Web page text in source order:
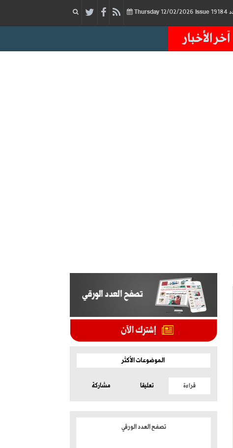
12/02/2026 Issue
آخر الأخبار
الموضوعات الأكثر
قراءة تعليقا مشاركة
تصفح العدد الورقي